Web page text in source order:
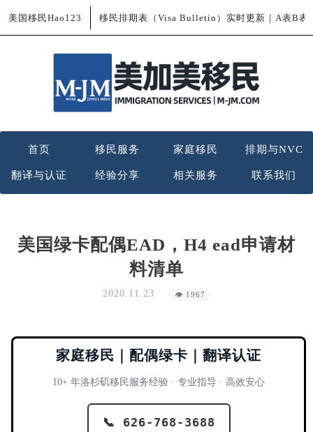
美国移民Hao123 移民排期表（Visa Bulletin）实时更新｜A表B表
首页 移民服务 家庭移民 排期与NVC
翻译与认证 经验分享 相关服务 联系我们
美国绿卡配偶EAD，H4 ead申请材
料清单
2020.11.23 👁 1967
家庭移民｜配偶绿卡｜翻译认证
10+ 年洛杉矶移民服务经验 · 专业指导 · 高效安心
📞 626-768-3688